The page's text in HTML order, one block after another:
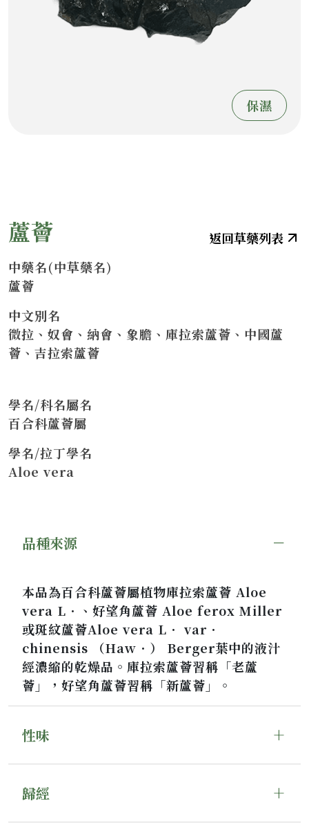
保濕
蘆薈
中藥名(中草藥名)
蘆薈
中文別名
微拉、奴會、納會、象膽、庫拉索蘆薈、中國蘆
薈、吉拉索蘆薈
學名/科名屬名
百合科蘆薈屬
學名/拉丁學名
Aloe vera
品種來源
本品為百合科蘆薈屬植物庫拉索蘆薈 Aloe
vera L．、好望角蘆薈 Aloe ferox Miller
或斑紋蘆薈Aloe vera L． var．
chinensis （Haw．） Berger葉中的液汁
經濃縮的乾燥品。庫拉索蘆薈習稱「老蘆
薈」，好望角蘆薈習稱「新蘆薈」。
性味
歸經